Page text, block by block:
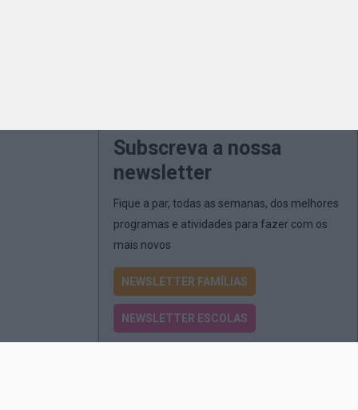
Subscreva a nossa
newsletter
Fique a par, todas as semanas, dos melhores
programas e atividades para fazer com os
mais novos
NEWSLETTER FAMÍLIAS
NEWSLETTER ESCOLAS